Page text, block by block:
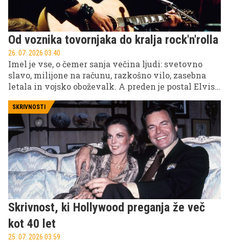
Od voznika tovornjaka do kralja rock'n'rolla
26. 07. 2026 03.40
Imel je vse, o čemer sanja večina ljudi: svetovno
slavo, milijone na računu, razkošno vilo, zasebna
letala in vojsko oboževalk. A preden je postal Elvis
fant iz revne družine v Mississippiju. Njegova pot
do vrha je bila neverjetna, njegov padec pa prav
tako dramatičen.
SKRIVNOSTI
Skrivnost, ki Hollywood preganja že več
kot 40 let
25. 07. 2026 03.59